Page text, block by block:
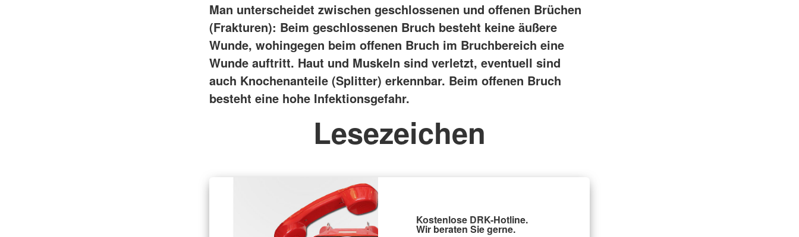
Man unterscheidet zwischen geschlossenen und offenen Brüchen
(Frakturen): Beim geschlossenen Bruch besteht keine äußere
Wunde, wohingegen beim offenen Bruch im Bruchbereich eine
Wunde auftritt. Haut und Muskeln sind verletzt, eventuell sind
auch Knochenanteile (Splitter) erkennbar. Beim offenen Bruch
besteht eine hohe Infektionsgefahr.
Lesezeichen
Kostenlose DRK-Hotline.
Wir beraten Sie gerne.